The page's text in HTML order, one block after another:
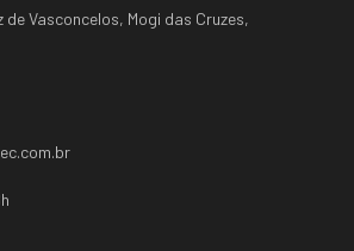
de Vasconcelos, Mogi das Cruzes,